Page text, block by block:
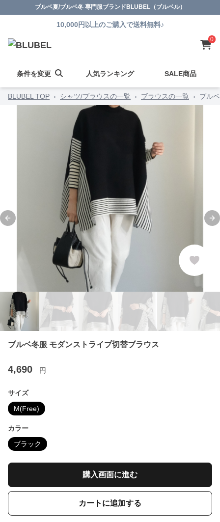
ブルベ夏/ブルベ冬 専門服ブランドBLUBEL（ブルベル）
10,000円以上のご購入で送料無料♪
0
条件を変更 人気ランキング SALE商品
BLUBEL TOP › シャツ/ブラウスの一覧 › ブラウスの一覧 › ブル
Previous slide
ブルベ冬服 モダンストライプ切替ブラウス
4,690 円
サイズ
M(Free)
カラー
ブラック
購入画面に進む
カートに追加する